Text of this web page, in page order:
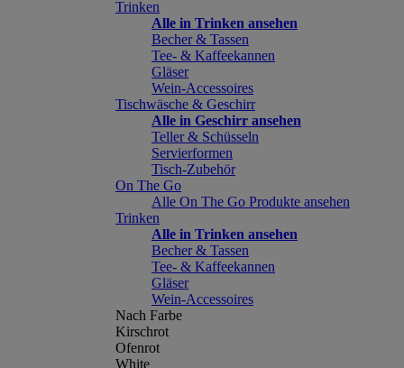
Trinken
Alle in Trinken ansehen
Becher & Tassen
Tee- & Kaffeekannen
Gläser
Wein-Accessoires
Tischwäsche & Geschirr
Alle in Geschirr ansehen
Teller & Schüsseln
Servierformen
Tisch-Zubehör
On The Go
Alle On The Go Produkte ansehen
Trinken
Alle in Trinken ansehen
Becher & Tassen
Tee- & Kaffeekannen
Gläser
Wein-Accessoires
Nach Farbe
Kirschrot
Ofenrot
White